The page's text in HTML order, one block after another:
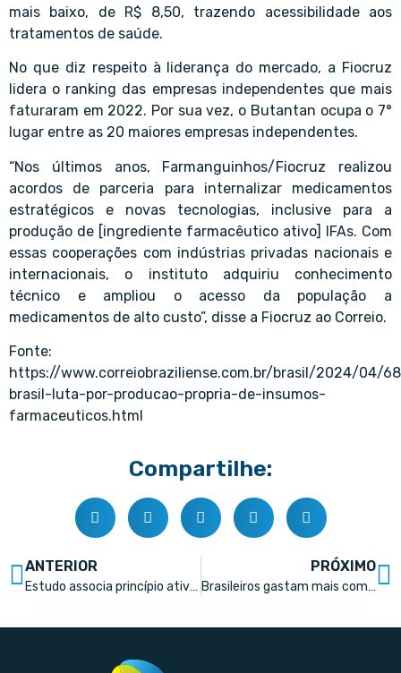
mais baixo, de R$ 8,50, trazendo acessibilidade aos
tratamentos de saúde.
No que diz respeito à liderança do mercado, a Fiocruz
lidera o ranking das empresas independentes que mais
faturaram em 2022. Por sua vez, o Butantan ocupa o 7°
lugar entre as 20 maiores empresas independentes.
“Nos últimos anos, Farmanguinhos/Fiocruz realizou
acordos de parceria para internalizar medicamentos
estratégicos e novas tecnologias, inclusive para a
produção de [ingrediente farmacêutico ativo] IFAs. Com
essas cooperações com indústrias privadas nacionais e
internacionais, o instituto adquiriu conhecimento
técnico e ampliou o acesso da população a
medicamentos de alto custo”, disse a Fiocruz ao Correio.
Fonte:
https://www.correiobraziliense.com.br/brasil/2024/04/
brasil-luta-por-producao-propria-de-insumos-
farmaceuticos.html
Compartilhe:
ANTERIOR
Estudo associa princípio ativo do Viagra ao tratamento contra Alzheimer
PRÓXIMO
Brasileiros gastam mais com remédios e exames, aponta o IBGE